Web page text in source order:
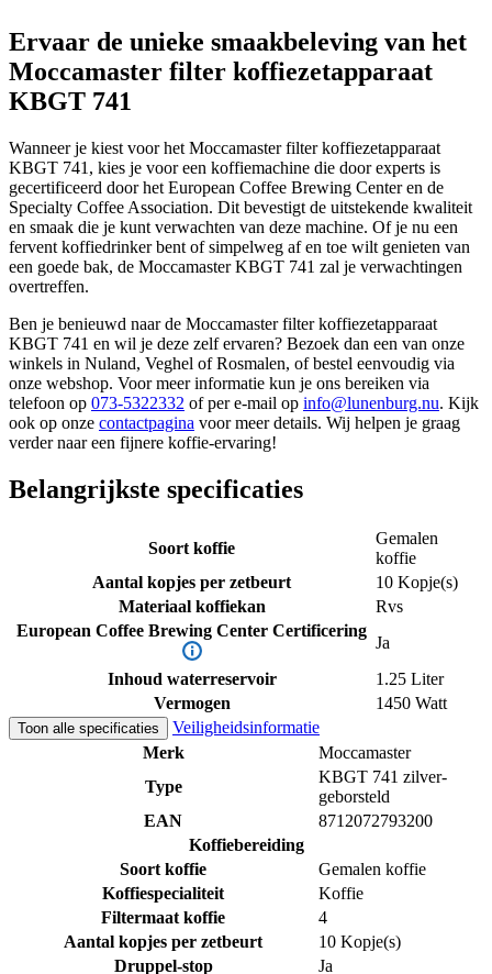
Ervaar de unieke smaakbeleving van het
Moccamaster filter koffiezetapparaat
KBGT 741
Wanneer je kiest voor het Moccamaster filter koffiezetapparaat
KBGT 741, kies je voor een koffiemachine die door experts is
gecertificeerd door het European Coffee Brewing Center en de
Specialty Coffee Association. Dit bevestigt de uitstekende kwaliteit
en smaak die je kunt verwachten van deze machine. Of je nu een
fervent koffiedrinker bent of simpelweg af en toe wilt genieten van
een goede bak, de Moccamaster KBGT 741 zal je verwachtingen
overtreffen.
Ben je benieuwd naar de Moccamaster filter koffiezetapparaat
KBGT 741 en wil je deze zelf ervaren? Bezoek dan een van onze
winkels in Nuland, Veghel of Rosmalen, of bestel eenvoudig via
onze webshop. Voor meer informatie kun je ons bereiken via
telefoon op 073-5322332 of per e-mail op info@lunenburg.nu. Kijk
ook op onze contactpagina voor meer details. Wij helpen je graag
verder naar een fijnere koffie-ervaring!
Belangrijkste specificaties
Soort koffie
Gemalen
koffie
Aantal kopjes per zetbeurt
10 Kopje(s)
Materiaal koffiekan
Rvs
European Coffee Brewing Center Certificering
Ja
Inhoud waterreservoir
1.25 Liter
Vermogen
1450 Watt
Toon alle specificaties
Veiligheidsinformatie
Merk
Moccamaster
Type
KBGT 741 zilver-
geborsteld
EAN
8712072793200
Koffiebereiding
Soort koffie
Gemalen koffie
Koffiespecialiteit
Koffie
Filtermaat koffie
4
Aantal kopjes per zetbeurt
10 Kopje(s)
Druppel-stop
Ja